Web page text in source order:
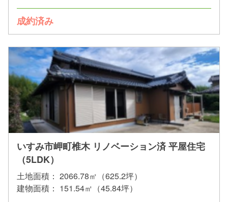
成約済み
いすみ市岬町椎木 リノベーション済 平屋住宅
（5LDK）
土地面積： 2066.78㎡（625.2坪）
建物面積： 151.54㎡（45.84坪）